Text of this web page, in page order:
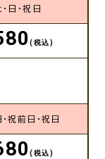
・日・祝日
(税込)
祝前日・祝日
(税込)